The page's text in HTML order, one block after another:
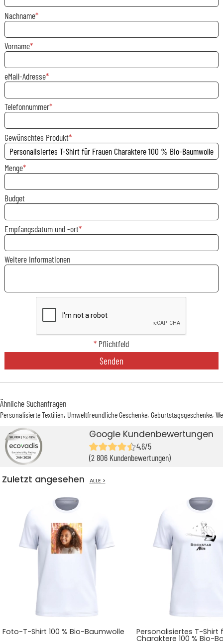
Nachname
Vorname
eMail-Adresse
Telefonnummer
Gewünschtes Produkt
Menge
Budget
Empfangsdatum und -ort
Weitere Informationen
* Pflichtfeld
Senden
Ähnliche Suchanfragen
Personalisierte Textilien Umweltfreundliche Geschenke Geburtstagsgeschenke
Google Kundenbewertungen
4,6/5
(2 806 Kundenbewertungen)
Zuletzt angesehen ALLE >
Foto-T-Shirt 100 % Bio-Baumwolle
Personalisiertes T-Shirt
Charaktere 100 % Bio-